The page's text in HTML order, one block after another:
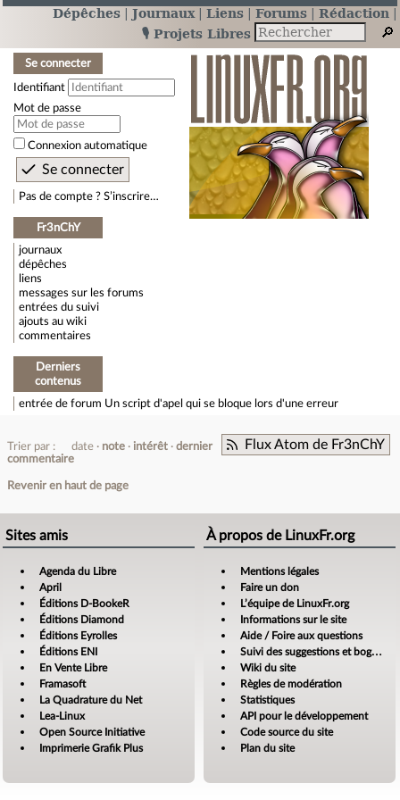
Dépêches Journaux Liens Forums
Rédaction
🎙️ Projets Libres
Se connecter
Identifiant
Mot de passe
Connexion automatique
Pas de compte ? S’inscrire…
Fr3nChY
journaux
dépêches
liens
messages sur les forums
entrées du suivi
ajouts au wiki
commentaires
Derniers
contenus
entrée de forum Un script d'apel qui se bloque lors d'une erreur
Flux Atom de Fr3nChY
Trier par : date note intérêt
dernier
commentaire
Revenir en haut de page
Sites amis
Agenda du Libre
April
Éditions D-BookeR
Éditions Diamond
Éditions Eyrolles
Éditions ENI
En Vente Libre
Framasoft
La Quadrature du Net
Lea-Linux
Open Source Initiative
Imprimerie Grafik Plus
À propos de LinuxFr.org
Mentions légales
Faire un don
L’équipe de LinuxFr.org
Informations sur le site
Aide / Foire aux questions
Suivi des suggestions et bogues
Wiki du site
Règles de modération
Statistiques
API pour le développement
Code source du site
Plan du site